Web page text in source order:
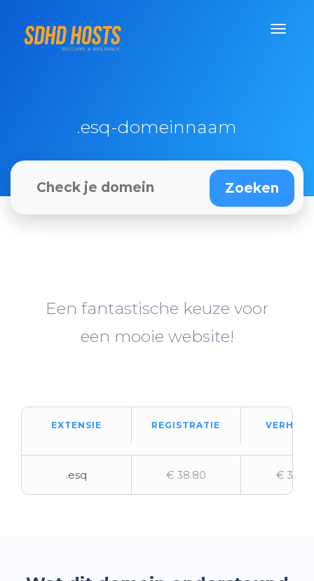
.esq-domeinnaam
Een fantastische keuze voor
een mooie website!
EXTENSIE REGISTRATIE
.esq € 38.80 €